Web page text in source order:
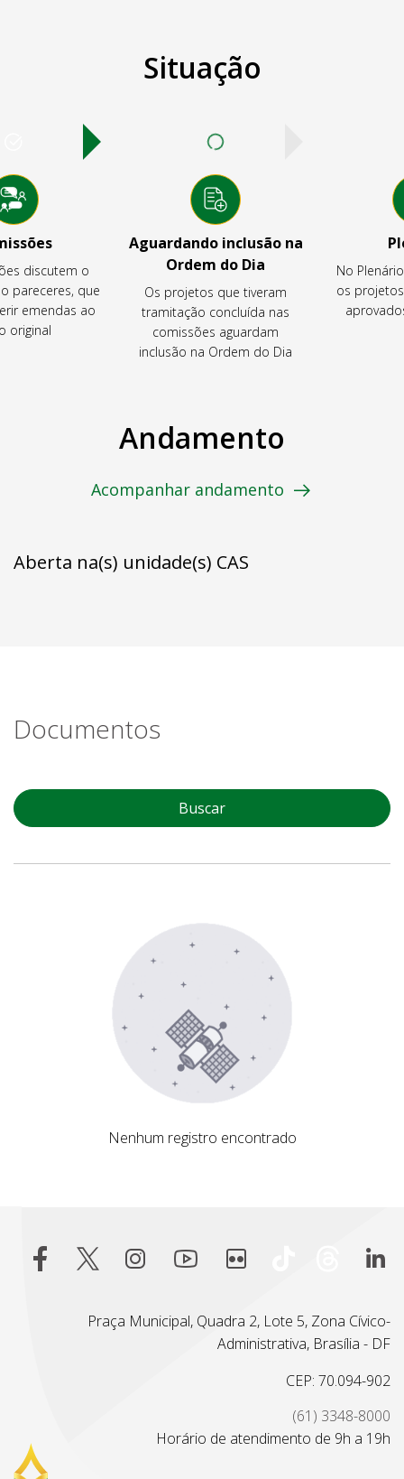
Situação
discutem o
pareceres, que
emendas ao
original
Aguardando inclusão na
Ordem do Dia
Os projetos que tiveram
tramitação concluída nas
comissões aguardam
inclusão na Ordem do Dia
No
os
Andamento
Acompanhar andamento
Aberta na(s) unidade(s) CAS
Documentos
Buscar
Nenhum registro encontrado
Nenhum registro encontrado
Praça Municipal, Quadra 2, Lote 5, Zona Cívico-
Administrativa, Brasília - DF
CEP: 70.094-902
(61) 3348-8000
Horário de atendimento de 9h a 19h